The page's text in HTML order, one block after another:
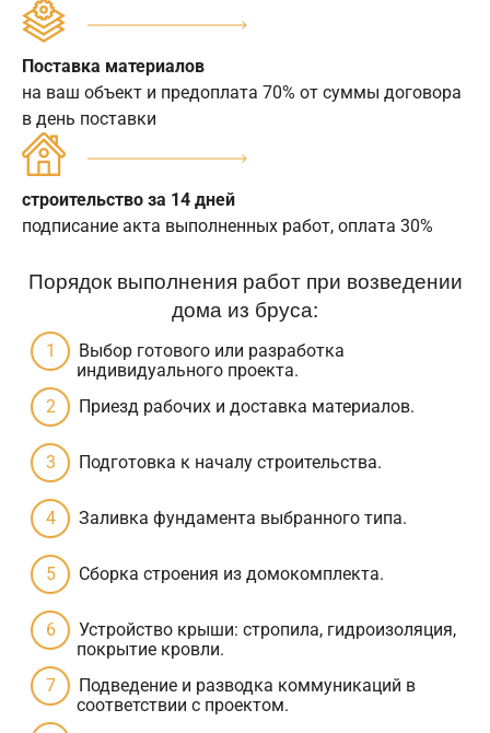
Поставка материалов
на ваш объект и предоплата 70% от суммы договора
в день поставки
строительство за 14 дней
подписание акта выполненных работ, оплата 30%
Порядок выполнения работ при возведении
дома из бруса:
Выбор готового или разработка
индивидуального проекта.
Приезд рабочих и доставка материалов.
Подготовка к началу строительства.
Заливка фундамента выбранного типа.
Сборка строения из домокомплекта.
Устройство крыши: стропила, гидроизоляция,
покрытие кровли.
Подведение и разводка коммуникаций в
соответствии с проектом.